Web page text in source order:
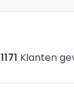
1171 Klanten